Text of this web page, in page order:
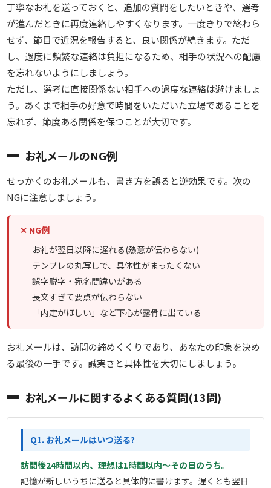
丁寧なお礼を送っておくと、追加の質問をしたいときや、選考
が進んだときに再度連絡しやすくなります。一度きりで終わら
せず、節目で近況を報告すると、良い関係が続きます。ただ
し、過度に頻繁な連絡は負担になるため、相手の状況への配慮
を忘れないようにしましょう。
ただし、選考に直接関係ない相手への過度な連絡は避けましょ
う。あくまで相手の好意で時間をいただいた立場であることを
忘れず、節度ある関係を保つことが大切です。
お礼メールのNG例
せっかくのお礼メールも、書き方を誤ると逆効果です。次の
NGに注意しましょう。
✕ NG例
お礼が翌日以降に遅れる(熱意が伝わらない)
テンプレの丸写しで、具体性がまったくない
誤字脱字・宛名間違いがある
長文すぎて要点が伝わらない
「内定がほしい」など下心が露骨に出ている
お礼メールは、訪問の締めくくりであり、あなたの印象を決め
る最後の一手です。誠実さと具体性を大切にしましょう。
お礼メールに関するよくある質問(13問)
Q1. お礼メールはいつ送る?
訪問後24時間以内、理想は1時間以内〜その日のうち。
記憶が新しいうちに送ると具体的に書けます。遅くとも翌日